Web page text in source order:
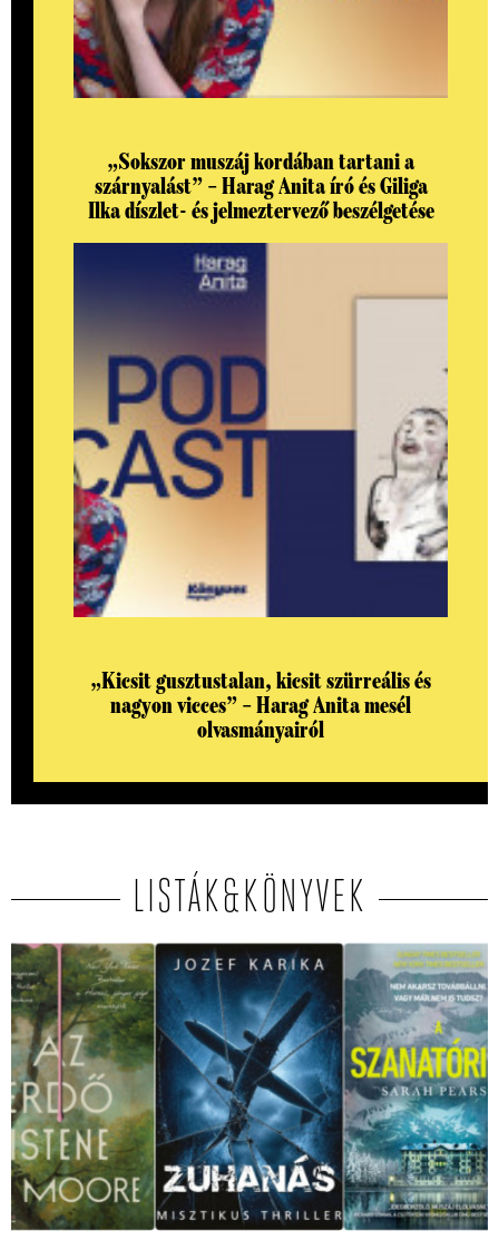
„Sokszor muszáj kordában tartani a
szárnyalást” – Harag Anita író és Giliga
Ilka díszlet- és jelmeztervező beszélgetése
„Kicsit gusztustalan, kicsit szürreális és
nagyon vicces” – Harag Anita mesél
olvasmányairól
LISTÁK&KÖNYVEK